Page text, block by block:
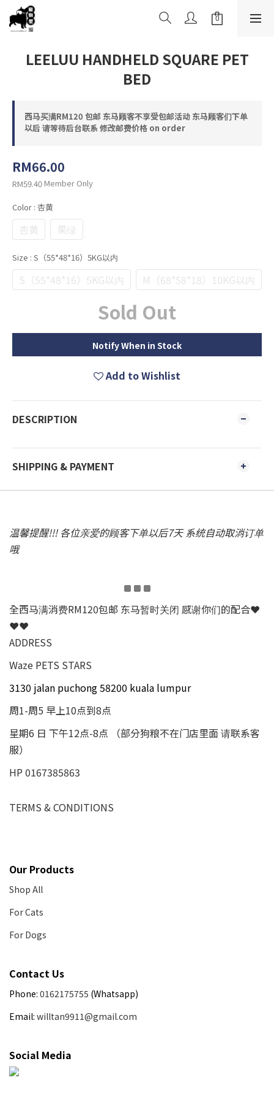
LEELUU HANDHELD SQUARE PET
BED
西马买满RM120 包邮 东马顾客不享受包邮活动 东马顾客们下单
以后 请等待后台联系 修改邮费价格 on order
RM66.00
RM59.40Member Only
Color : 杏黄
杏黄 果绿
Size : S（55*48*16）5KG以内
S（55*48*16）5KG以内 M（68*58*18）10KG以内
Sold Out
Notify When in Stock
Add to Wishlist
DESCRIPTION
SHIPPING & PAYMENT
温馨提醒!!! 各位亲爱的顾客下单以后7天 系统自动取消订单
哦
全西马满消费RM120包邮 东马暂时关闭 感谢你们的配合❤
❤❤
ADDRESS
Waze PETS STARS
3130 jalan puchong 58200 kuala lumpur
周1-周5 早上10点到8点
星期6 日 下午12点-8点 （部分狗粮不在门店里面 请联系客
服）
HP 0167385863
TERMS & CONDITIONS
Our Products
Shop All
For Cats
For Dogs
Contact Us
Phone: 0162175755 (Whatsapp)
Email: willtan9911@gmail.com
Social Media